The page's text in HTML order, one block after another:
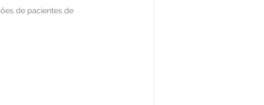
de pacientes de